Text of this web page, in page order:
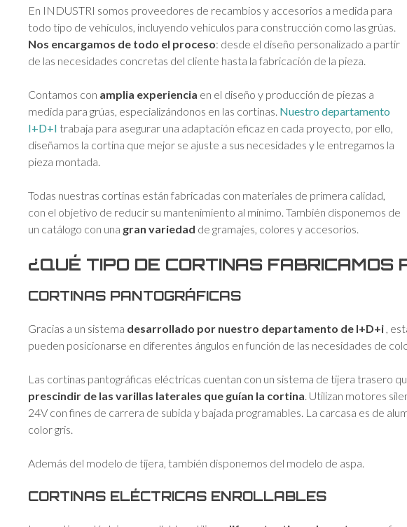
En INDUSTRI somos proveedores de recambios y accesorios a medida para
todo tipo de vehículos, incluyendo vehículos para construcción como las grúas.
Nos encargamos de todo el proceso: desde el diseño personalizado a partir
de las necesidades concretas del cliente hasta la fabricación de la pieza.
Contamos con amplia experiencia en el diseño y producción de piezas a
medida para grúas, especializándonos en las cortinas. Nuestro departamento
I+D+I trabaja para asegurar una adaptación eficaz en cada proyecto, por ello,
diseñamos la cortina que mejor se ajuste a sus necesidades y le entregamos la
pieza montada.
Todas nuestras cortinas están fabricadas con materiales de primera calidad,
con el objetivo de reducir su mantenimiento al mínimo. También disponemos de
un catálogo con una gran variedad de gramajes, colores y accesorios.
¿QUÉ TIPO DE CORTINAS FABRICAMOS
CORTINAS PANTOGRÁFICAS
Gracias a un sistema desarrollado por nuestro departamento de I+D+i ,
pueden posicionarse en diferentes ángulos en función de las necesidades de
Las cortinas pantográficas eléctricas cuentan con un sistema de tijera trasero
prescindir de las varillas laterales que guían la cortina. Utilizan motores
24V con fines de carrera de subida y bajada programables. La carcasa es de
color gris.
Además del modelo de tijera, también disponemos del modelo de aspa.
CORTINAS ELÉCTRICAS ENROLLABLES